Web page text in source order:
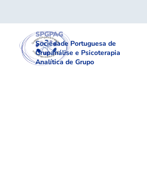
SPGPAG
Sociedade Portuguesa de
Grupanálise e Psicoterapia
Analítica de Grupo